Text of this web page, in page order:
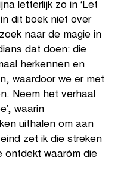
letterlijk zo in ‘Let
dit boek niet over
naar de magie in
dat doen: die
herkennen en
waardoor we er met
Neem het verhaal
waarin
uithalen om aan
zet ik die streken
ontdekt waaróm die